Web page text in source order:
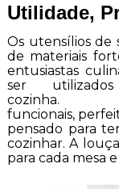
Utilidade,
Os utensílios de
de materiais
entusiastas
ser
cozinha.
funcionais,
pensado para
cozinhar. A
para cada mesa e